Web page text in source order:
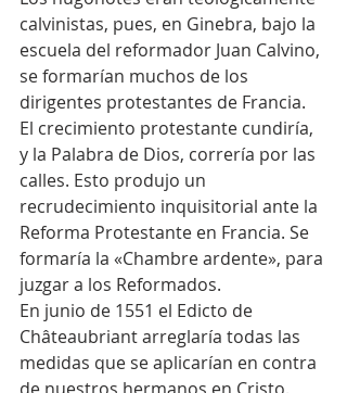
calvinistas, pues, en Ginebra, bajo la
escuela del reformador Juan Calvino,
se formarían muchos de los
dirigentes protestantes de Francia.
El crecimiento protestante cundiría,
y la Palabra de Dios, correría por las
calles. Esto produjo un
recrudecimiento inquisitorial ante la
Reforma Protestante en Francia. Se
formaría la «Chambre ardente», para
juzgar a los Reformados.
En junio de 1551 el Edicto de
Châteaubriant arreglaría todas las
medidas que se aplicarían en contra